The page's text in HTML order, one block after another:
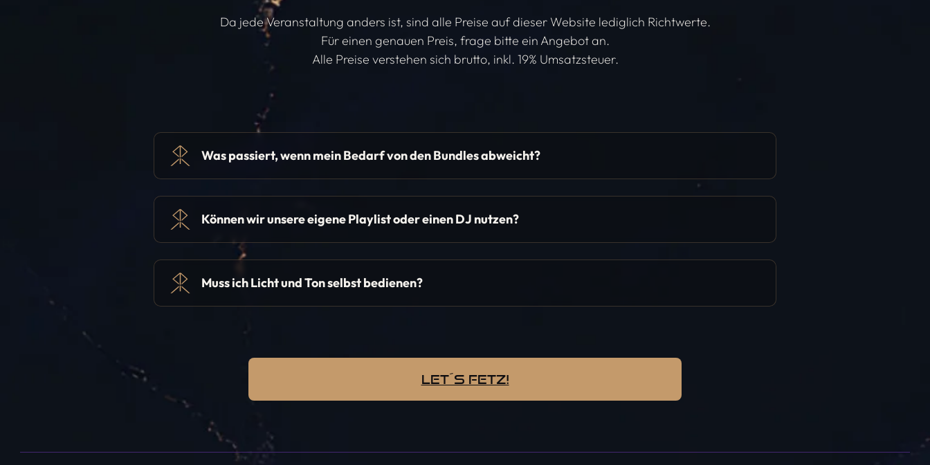
Da jede Veranstaltung anders ist, sind alle Preise auf dieser Website lediglich Richtwerte.
Für einen genauen Preis, frage bitte ein Angebot an.
Alle Preise verstehen sich brutto, inkl. 19% Umsatzsteuer.
Was passiert, wenn mein Bedarf von den Bundles abweicht?
Können wir unsere eigene Playlist oder einen DJ nutzen?
Muss ich Licht und Ton selbst bedienen?
let´s fetz!